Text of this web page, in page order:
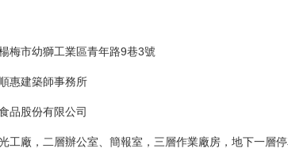
梅市幼獅工業區青年路9巷3號
惠建築師事務所
品股份有限公司
工廠，二層辦公室、簡報室，三層作業廠房，地下一層